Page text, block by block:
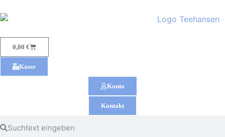
0,00 €
Kasse
Konto
Kontakt